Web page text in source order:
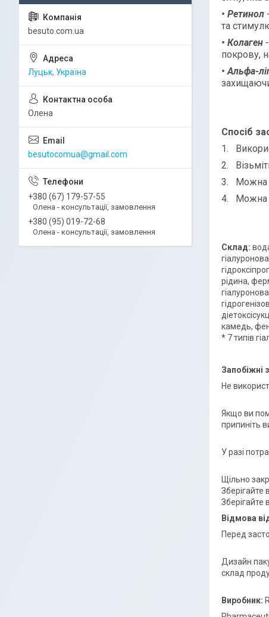
• Ретинол
та
• Колаген
покрову,
• Альфа-лі
Спосіб
1.
2.
3. Можна
4. Можна
Склад:
рідина,
камедь,
* 7 типів
Запобіжні
Не
Якщо ви
припиніть
У разі
Щільно
Зберігайте
Зберігайте
Відмова
Перед
Дизайн
склад
Виробник:
besuto.com.ua
Луцьк, Україна
Олена
besutocomua@gmail.com
+380 (67) 179-57-55
Олена - консультації, замовлення
+380 (95) 019-72-68
Олена - консультації, замовлення